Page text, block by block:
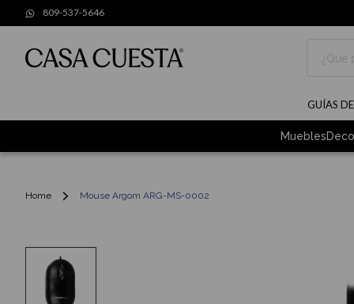
809-537-5646
GUÍAS
Muebles
Home Mouse Argom ARG-MS-0002
to